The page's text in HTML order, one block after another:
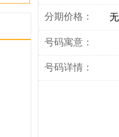
分期价格： 无
号码寓意：
号码详情：